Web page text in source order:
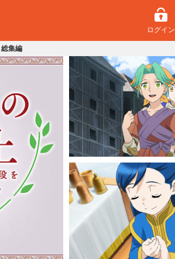
ログイン
集編